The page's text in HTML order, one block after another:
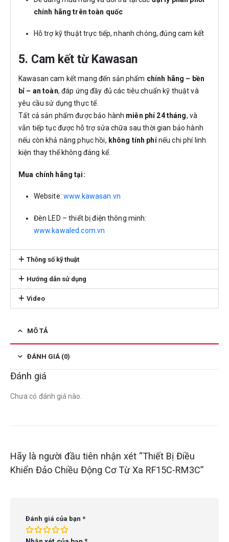
chính hãng trên toàn quốc
Hỗ trợ kỹ thuật trực tiếp, nhanh chóng, đúng cam kết
5. Cam kết từ Kawasan
Kawasan cam kết mang đến sản phẩm chính hãng – bền
bỉ – an toàn, đáp ứng đầy đủ các tiêu chuẩn kỹ thuật và
yêu cầu sử dụng thực tế.
Tất cả sản phẩm được bảo hành miễn phí 24 tháng, và
vẫn tiếp tục được hỗ trợ sửa chữa sau thời gian bảo hành
nếu còn khả năng phục hồi, không tính phínếu chi phí linh
kiện thay thế không đáng kể.
Mua chính hãng tại:
Website: www.kawasan.vn
Đèn LED – thiết bị điện thông minh:
www.kawaled.com.vn
Thông số kỹ thuật
Hướng dẫn sử dụng
Video
MÔ TẢ
ĐÁNH GIÁ (0)
Đánh giá
Chưa có đánh giá nào.
Hãy là người đầu tiên nhận xét “Thiết Bị Điều
Khiển Đảo Chiều Động Cơ Từ Xa RF15C-RM3C”
Đánh giá của bạn *